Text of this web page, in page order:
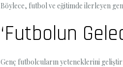
Böylece, futbol ve eğitimde ilerleyen
‘Futbolun
Genç futbolcuların yeteneklerini